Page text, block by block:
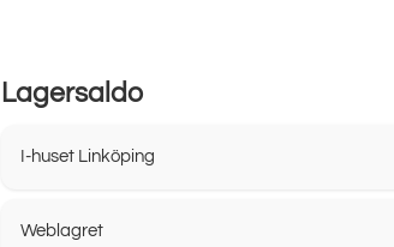
Lagersaldo
I-huset Linköping
Weblagret